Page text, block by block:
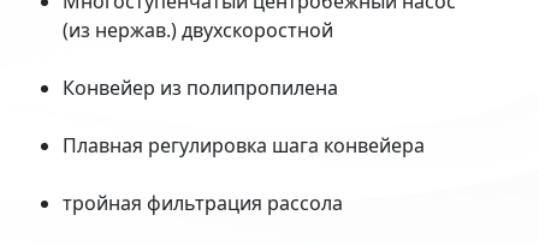
(из нержав.) двухскоростной
Конвейер из полипропилена
Плавная регулировка шага конвейера
тройная фильтрация рассола